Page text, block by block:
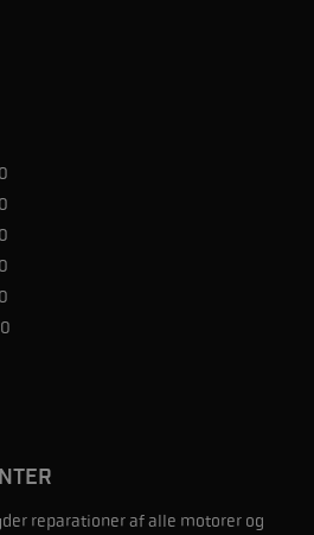
reparationer af alle motorer og